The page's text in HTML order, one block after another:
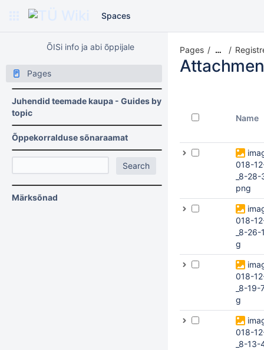
Spaces
ÕISi info ja abi õppijale
Pages
Juhendid teemade kaupa - Guides by
topic
Õppekorralduse sõnaraamat
Märksõnad
Pages …
Name
018-
_8-
png
018-
_8-26-
g
018-
_8-19-
g
018-
_8-